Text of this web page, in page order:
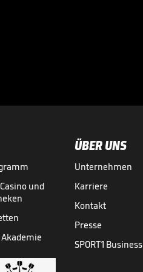
und
Akademie
ÜBER UNS
Unternehmen
Karriere
Kontakt
Presse
SPORT1 Business